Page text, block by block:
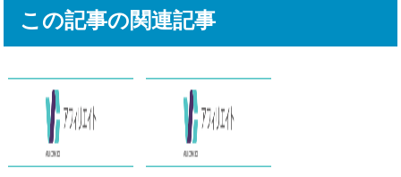
この記事の関連記事